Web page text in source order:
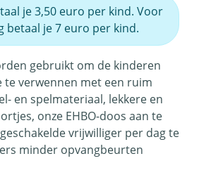
je 3,50 euro per kind. Voor
betaal je 7 euro per kind.
gebruikt om de kinderen
te verwennen met een ruim
en spelmateriaal, lekkere en
onze EHBO-doos aan te
vrijwilliger per dag te
minder opvangbeurten